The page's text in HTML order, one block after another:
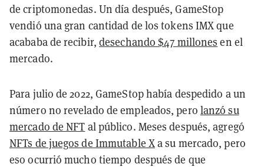
de criptomonedas. Un día después, GameStop
vendió una gran cantidad de los tokens IMX que
acababa de recibir,desechando $47 millones en el
mercado.
Para julio de 2022, GameStop había despedido a un
número no revelado de empleados, pero lanzó su
mercado de NFT al público. Meses después, agregó
NFTs de juegos de Immutable Xa su mercado, pero
eso ocurrió mucho tiempo después de que